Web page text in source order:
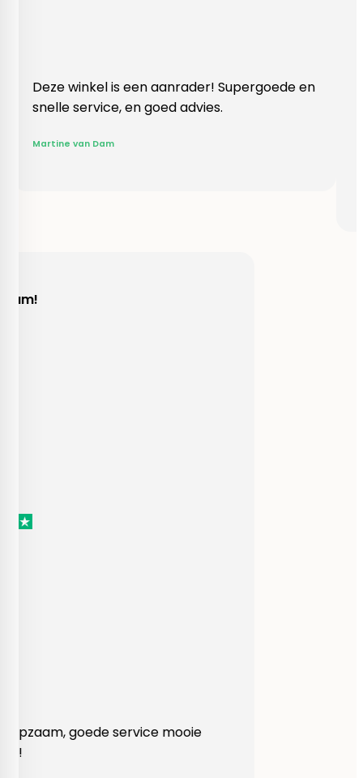
is een aanrader! Supergoede en
en goed advies.
Dam
Vlotte
Behulpzaam!
Heel behulpzaam, goede service mooie
produkten!